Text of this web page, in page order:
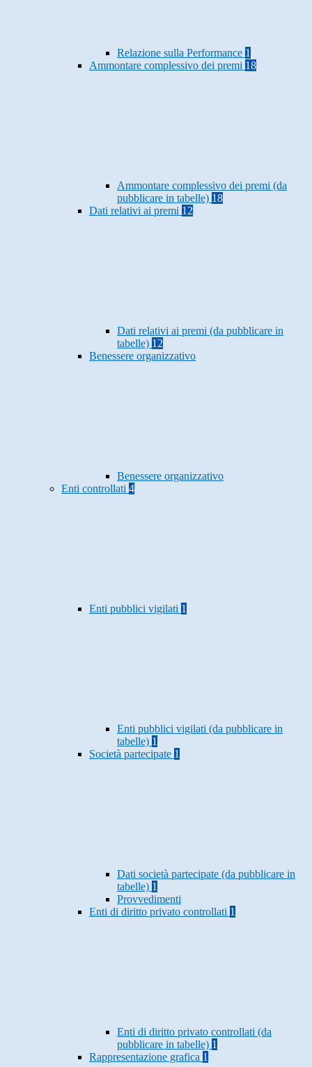
Relazione sulla Performance 1
Ammontare complessivo dei premi 18
Ammontare complessivo dei premi (da
pubblicare in tabelle) 18
Dati relativi ai premi 12
Dati relativi ai premi (da pubblicare in
tabelle) 12
Benessere organizzativo
Benessere organizzativo
Enti controllati 4
Enti pubblici vigilati 1
Enti pubblici vigilati (da pubblicare in
tabelle) 1
Società partecipate 1
Dati società partecipate (da pubblicare in
tabelle) 1
Provvedimenti
Enti di diritto privato controllati 1
Enti di diritto privato controllati (da
pubblicare in tabelle) 1
Rappresentazione grafica 1